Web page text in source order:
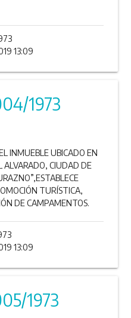
13:09
1973
INMUEBLE UBICADO EN
ALVARADO, CIUDAD DE
TURÍSTICA,
DE CAMPAMENTOS.
13:09
1973